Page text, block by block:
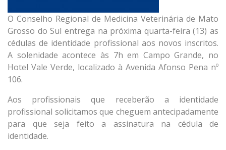
O Conselho Regional de Medicina Veterinária de Mato
Grosso do Sul entrega na próxima quarta-feira (13) as
cédulas de identidade profissional aos novos inscritos.
A solenidade acontece às 7h em Campo Grande, no
Hotel Vale Verde, localizado à Avenida Afonso Pena nº
106.
Aos profissionais que receberão a identidade
profissional solicitamos que cheguem antecipadamente
para que seja feito a assinatura na cédula de
identidade.